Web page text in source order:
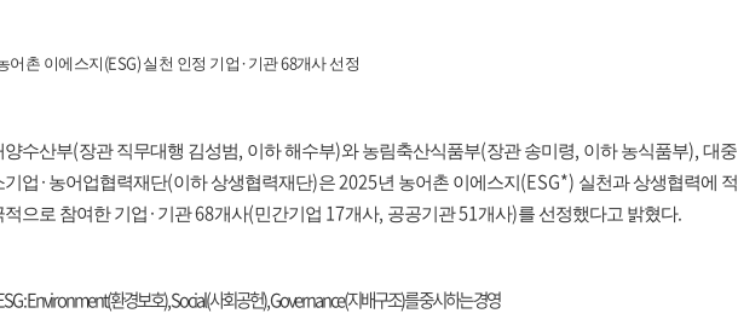
어촌 이에스지 (ESG) 실천 인정 기업 · 기관68개사 선정
양수산부(장관 직무대행 김성범, 이하 해수부)와 농림축산식품부(장관 송미령, 이하 농식품부), 대중
기업 · 농어업협력재단(이하 상생협력재단)은2025년 농어촌 이에스지 (ESG*) 실천과 상생협력에 적
적으로 참여한 기업 · 기관68개사(민간기업 17개사, 공공기관51개사)를 선정했다고 밝혔다.
: Environment(환경보호), Social(사회공헌), Governance(지배구조)를 중시하는 경영